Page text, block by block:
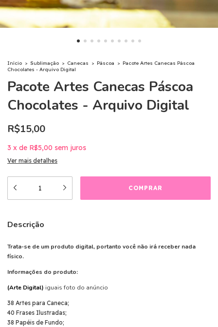
Início > Sublimação > Canecas > Páscoa > Pacote Artes Canecas Páscoa
Chocolates - Arquivo Digital
Pacote Artes Canecas Páscoa
Chocolates - Arquivo Digital
R$15,00
3 x de R$5,00 sem juros
Ver mais detalhes
Descrição
Trata-se de um produto digital, portanto você não irá receber nada
físico.
Informações do produto:
(Arte Digital) iguais foto do anúncio
38 Artes para Caneca;
40 Frases Ilustradas;
38 Papéis de Fundo;